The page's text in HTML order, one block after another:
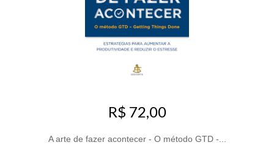
R$ 72,00
A arte de fazer acontecer - O método GTD -...